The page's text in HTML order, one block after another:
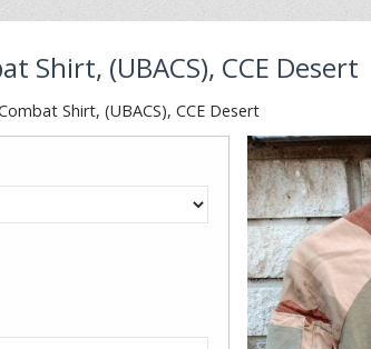
Shirt, (UBACS), CCE Desert
Shirt, (UBACS), CCE Desert